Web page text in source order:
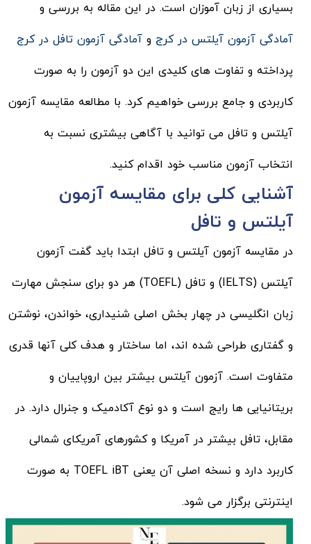
بسیاری از زبان آموزان است. در این مقاله به بررسی و
آمادگی آزمون آیلتس در کرج و آمادگی آزمون تافل در کرج
پرداخته و تفاوت های کلیدی این دو آزمون را به صورت
کاربردی و جامع بررسی خواهیم کرد. با مطالعه مقایسه آزمون
آیلتس و تافل می توانید با آگاهی بیشتری نسبت به
انتخاب آزمون مناسب خود اقدام کنید.
آشنایی کلی برای مقایسه آزمون
آیلتس و تافل
در مقایسه آزمون آیلتس و تافل ابتدا باید گفت آزمون
آیلتس (IELTS) و تافل (TOEFL) هر دو برای سنجش مهارت
زبان انگلیسی در چهار بخش اصلی شنیداری، خواندن، نوشتن
و گفتاری طراحی شده اند، اما ساختار و هدف کلی آنها قدری
متفاوت است. آزمون آیلتس بیشتر بین اروپاییان و
بریتانیایی ها رایج است و دو نوع آکادمیک و جنرال دارد. در
مقابل، تافل بیشتر در آمریکا و کشورهای آمریکای شمالی
کاربرد دارد و نسخه اصلی آن یعنی TOEFL iBT به صورت
اینترنتی برگزار می شود.